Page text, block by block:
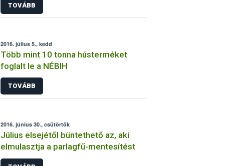
TOVÁBB
2016. július 5., kedd
Több mint 10 tonna hústerméket
foglalt le a NÉBIH
TOVÁBB
2016. június 30., csütörtök
Július elsejétől büntethető az, aki
elmulasztja a parlagfű-mentesítést